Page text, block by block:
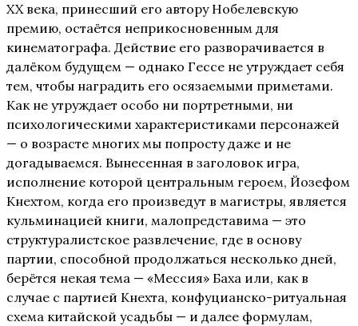
XX века, принесший его автору Нобелевскую
премию, остаётся неприкосновенным для
кинематографа. Действие его разворачивается в
далёком будущем — однако Гессе не утруждает себя
тем, чтобы наградить его осязаемыми приметами.
Как не утруждает особо ни портретными, ни
психологическими характеристиками персонажей
— о возрасте многих мы попросту даже и не
догадываемся. Вынесенная в заголовок игра,
исполнение которой центральным героем, Йозефом
Кнехтом, когда его произведут в магистры, является
кульминацией книги, малопредставима — это
структуралистское развлечение, где в основу
партии, способной продолжаться несколько дней,
берётся некая тема — «Мессия» Баха или, как в
случае с партией Кнехта, конфуцианско-ритуальная
схема китайской усадьбы — и далее формулам,